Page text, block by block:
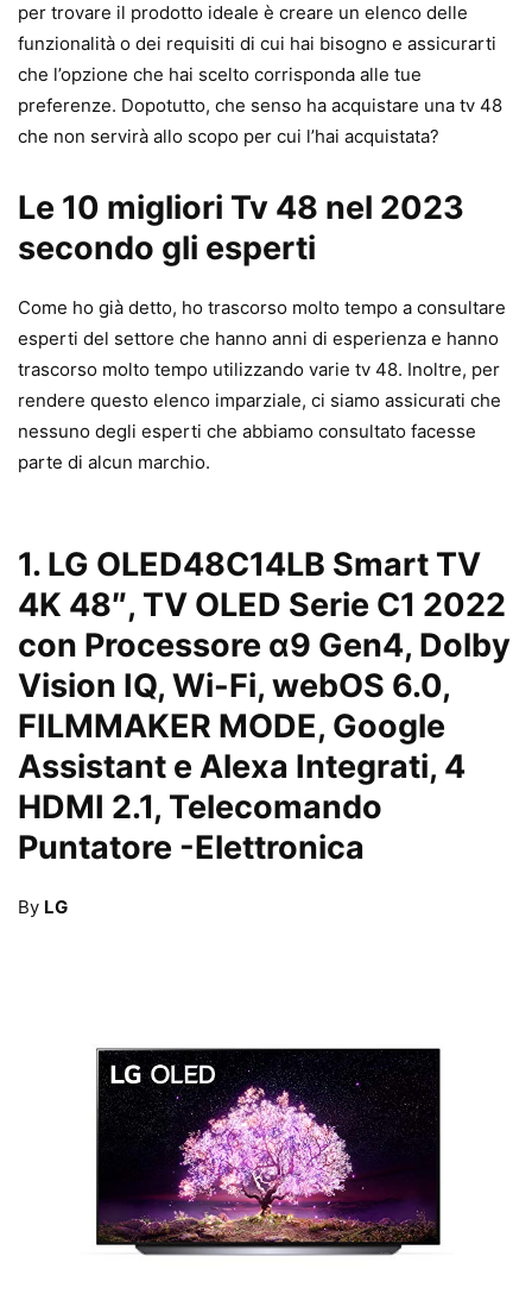
per trovare il prodotto ideale è creare un elenco delle
funzionalità o dei requisiti di cui hai bisogno e assicurarti
che l’opzione che hai scelto corrisponda alle tue
preferenze. Dopotutto, che senso ha acquistare una tv 48
che non servirà allo scopo per cui l’hai acquistata?
Le 10 migliori Tv 48 nel 2023
secondo gli esperti
Come ho già detto, ho trascorso molto tempo a consultare
esperti del settore che hanno anni di esperienza e hanno
trascorso molto tempo utilizzando varie tv 48. Inoltre, per
rendere questo elenco imparziale, ci siamo assicurati che
nessuno degli esperti che abbiamo consultato facesse
parte di alcun marchio.
1. LG OLED48C14LB Smart TV
4K 48″, TV OLED Serie C1 2022
con Processore α9 Gen4, Dolby
Vision IQ, Wi-Fi, webOS 6.0,
FILMMAKER MODE, Google
Assistant e Alexa Integrati, 4
HDMI 2.1, Telecomando
Puntatore -Elettronica
By LG